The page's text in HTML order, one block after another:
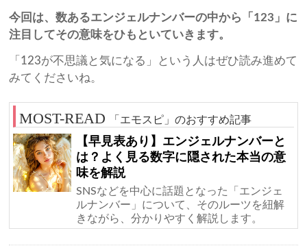
今回は、数あるエンジェルナンバーの中から「123」に
注目してその意味をひもといていきます。
「123が不思議と気になる」という人はぜひ読み進めて
みてくださいね。
「エモスピ」のおすすめ記事
【早見表あり】エンジェルナンバーと
は？よく見る数字に隠された本当の意
味を解説
SNSなどを中心に話題となった「エンジェ
ルナンバー」について、そのルーツを紐解
きながら、分かりやすく解説します。